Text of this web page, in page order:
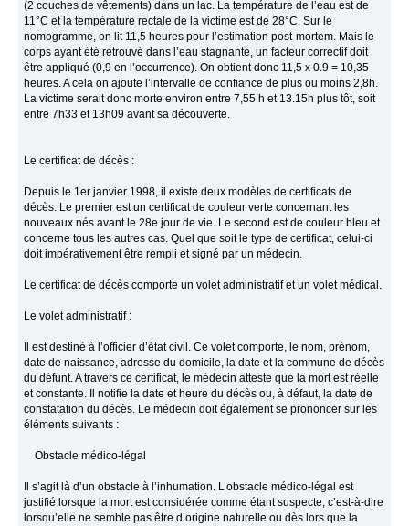
(2 couches de vêtements) dans un lac. La température de l’eau est de
11°C et la température rectale de la victime est de 28°C. Sur le
nomogramme, on lit 11,5 heures pour l’estimation post-mortem. Mais le
corps ayant été retrouvé dans l’eau stagnante, un facteur correctif doit
être appliqué (0,9 en l’occurrence). On obtient donc 11,5 x 0.9 = 10,35
heures. A cela on ajoute l’intervalle de confiance de plus ou moins 2,8h.
La victime serait donc morte environ entre 7,55 h et 13.15h plus tôt, soit
entre 7h33 et 13h09 avant sa découverte.
Le certificat de décès :
Depuis le 1er janvier 1998, il existe deux modèles de certificats de
décès. Le premier est un certificat de couleur verte concernant les
nouveaux nés avant le 28e jour de vie. Le second est de couleur bleu et
concerne tous les autres cas. Quel que soit le type de certificat, celui-ci
doit impérativement être rempli et signé par un médecin.
Le certificat de décès comporte un volet administratif et un volet médical.
Le volet administratif :
Il est destiné à l’officier d’état civil. Ce volet comporte, le nom, prénom,
date de naissance, adresse du domicile, la date et la commune de décès
du défunt. A travers ce certificat, le médecin atteste que la mort est réelle
et constante. Il notifie la date et heure du décès ou, à défaut, la date de
constatation du décès. Le médecin doit également se prononcer sur les
éléments suivants :
Obstacle médico-légal
Il s’agit là d’un obstacle à l’inhumation. L’obstacle médico-légal est
justifié lorsque la mort est considérée comme étant suspecte, c’est-à-dire
lorsqu’elle ne semble pas être d’origine naturelle ou dès lors que la